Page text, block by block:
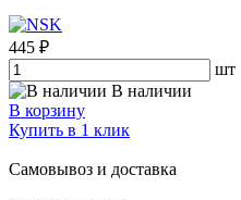
445 ₽
шт
В наличии
В корзину
Купить в 1 клик
Самовывоз и доставка